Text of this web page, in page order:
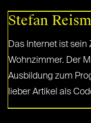
Stefan
Das Internet ist sein
Wohnzimmer. Der
Ausbildung zum
lieber Artikel als